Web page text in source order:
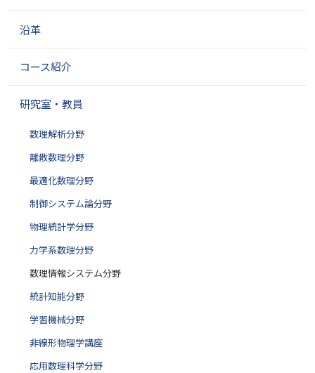
シ
ン
沿革
コース紹介
研究室・教員
数理解析分野
離散数理分野
最適化数理分野
制御システム論分野
物理統計学分野
力学系数理分野
数理情報システム分野
統計知能分野
学習機械分野
非線形物理学講座
応用数理科学分野